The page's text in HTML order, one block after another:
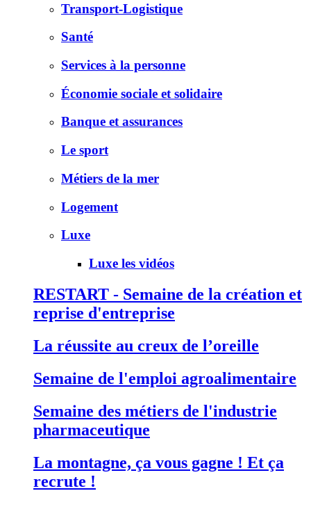
Transport-Logistique
Santé
Services à la personne
Économie sociale et solidaire
Banque et assurances
Le sport
Métiers de la mer
Logement
Luxe
Luxe les vidéos
RESTART - Semaine de la création et
reprise d'entreprise
La réussite au creux de l’oreille
Semaine de l'emploi agroalimentaire
Semaine des métiers de l'industrie
pharmaceutique
La montagne, ça vous gagne ! Et ça
recrute !